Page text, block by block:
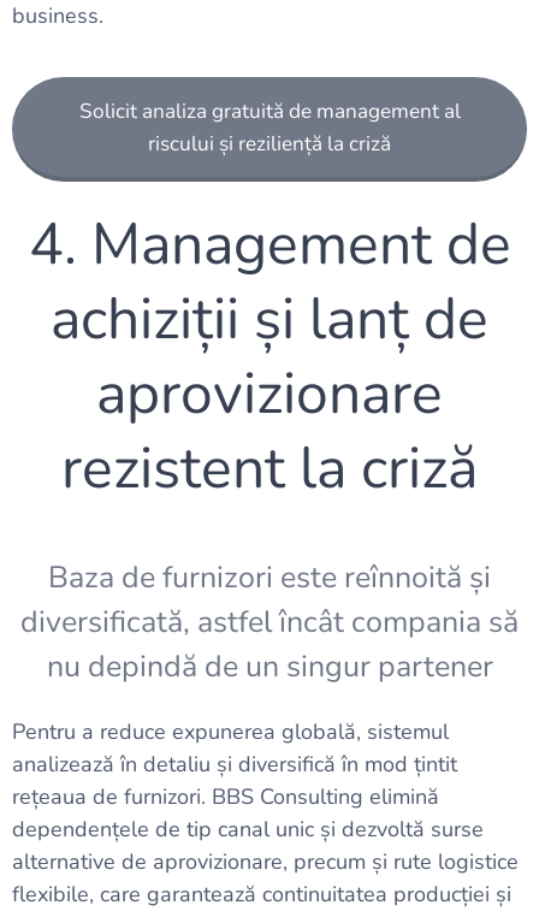
business.
Solicit analiza gratuită de management al
riscului și reziliență la criză
4. Management de
achiziții și lanț de
aprovizionare
rezistent la criză
Baza de furnizori este reînnoită și
diversificată, astfel încât compania să
nu depindă de un singur partener
Pentru a reduce expunerea globală, sistemul
analizează în detaliu și diversifică în mod țintit
rețeaua de furnizori. BBS Consulting elimină
dependențele de tip canal unic și dezvoltă surse
alternative de aprovizionare, precum și rute logistice
flexibile, care garantează continuitatea producției și